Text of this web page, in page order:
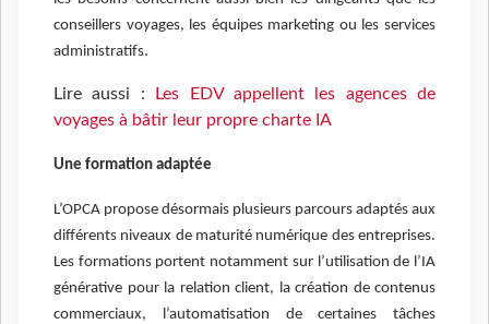
conseillers voyages, les équipes marketing ou les services
administratifs.
Lire aussi :
Les EDV appellent les agences de
voyages à bâtir leur propre charte IA
Une formation adaptée
L’OPCA propose désormais plusieurs parcours adaptés aux
différents niveaux de maturité numérique des entreprises.
Les formations portent notamment sur l’utilisation de l’IA
générative pour la relation client, la création de contenus
commerciaux, l’automatisation de certaines tâches